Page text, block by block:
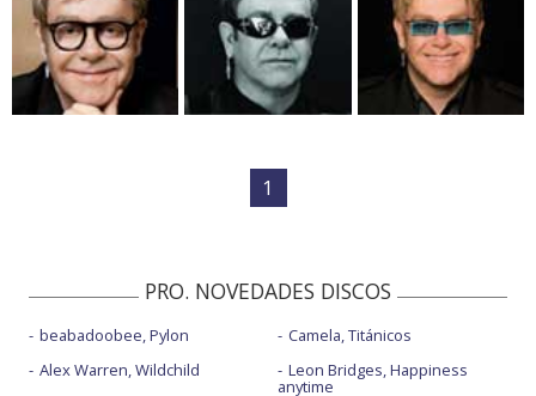
1
PRO. NOVEDADES DISCOS
beabadoobee, Pylon
Alex Warren, Wildchild
Camela, Titánicos
Leon Bridges, Happiness
anytime